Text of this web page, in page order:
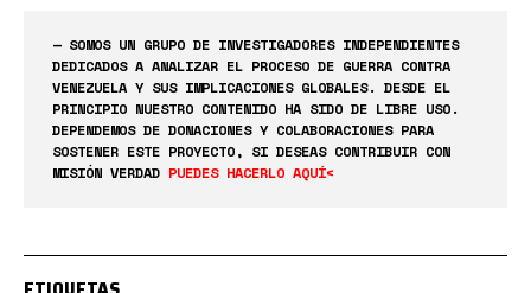
— SOMOS UN GRUPO DE INVESTIGADORES INDEPENDIENTES
DEDICADOS A ANALIZAR EL PROCESO DE GUERRA CONTRA
VENEZUELA Y SUS IMPLICACIONES GLOBALES. DESDE EL
PRINCIPIO NUESTRO CONTENIDO HA SIDO DE LIBRE USO.
DEPENDEMOS DE DONACIONES Y COLABORACIONES PARA
SOSTENER ESTE PROYECTO, SI DESEAS CONTRIBUIR CON
MISIÓN VERDAD PUEDES HACERLO AQUÍ<